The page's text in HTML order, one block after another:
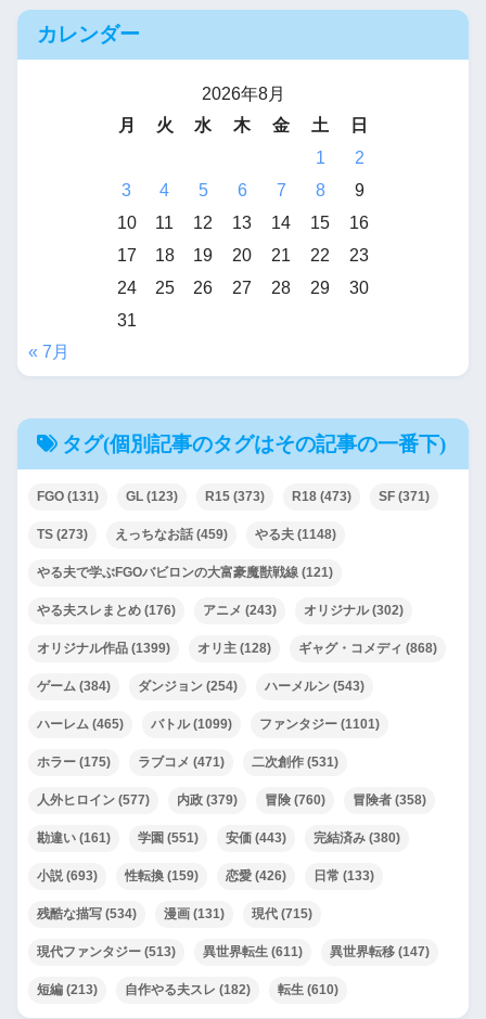
カレンダー
2026年8月
月
火 水 木 金 土
日
1
2
3
4 5 6 7 8
9
10
11 12 13 14 15
16
17
18 19 20 21 22
23
24
25 26 27 28 29
30
31
« 7月
タグ(個別記事のタグはその記事の一番下)
FGO (131) GL (123) R15 (373) R18 (473) SF (371)
TS (273) えっちなお話 (459) やる夫 (1148)
やる夫で学ぶFGOバビロンの大富豪魔獣戦線 (121)
やる夫スレまとめ (176) アニメ (243) オリジナル(302)
オリジナル作品 (1399) オリ主 (128) ギャグ・コメディ (868)
ゲーム (384) ダンジョン (254) ハーメルン (543)
ハーレム (465) バトル(1099) ファンタジー (1101)
ホラー (175) ラブコメ (471) 二次創作 (531)
人外ヒロイン (577) 内政 (379) 冒険 (760) 冒険者 (358)
勘違い (161) 学園 (551) 安価 (443) 完結済み (380)
小説(693) 性転換 (159) 恋愛 (426) 日常 (133)
残酷な描写 (534) 漫画 (131) 現代 (715)
現代ファンタジー (513) 異世界転生 (611) 異世界転移 (147)
短編 (213) 自作やる夫スレ (182) 転生 (610)